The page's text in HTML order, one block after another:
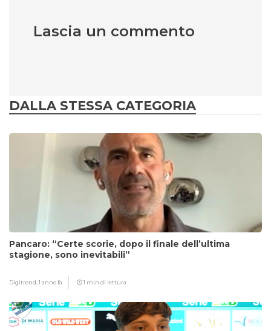
Lascia un commento
DALLA STESSA CATEGORIA
Pancaro: “Certe scorie, dopo il finale dell’ultima
stagione, sono inevitabili”
Digitrend,1 anno fa 1 min di lettura